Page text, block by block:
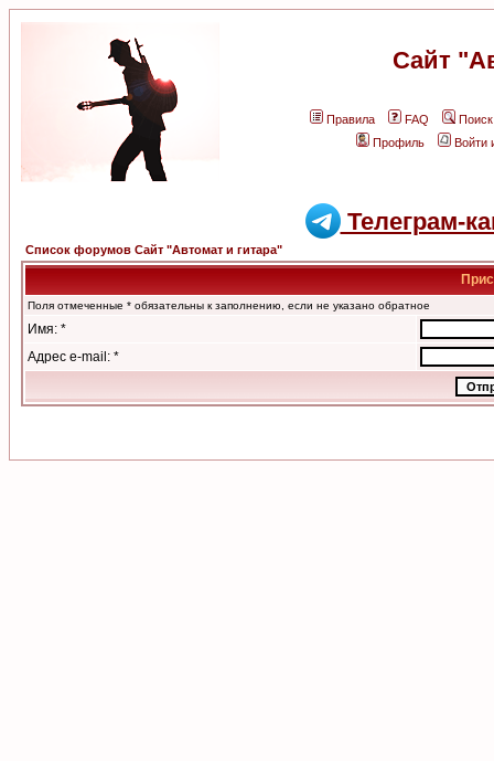
Сайт
Правила FAQ
Поиск
Профиль
Войти
Телеграм-
Список форумов Сайт "Автомат и гитара"
Поля отмеченные * обязательны к заполнению, если не указано обратное
Имя: *
Адрес e-mail: *